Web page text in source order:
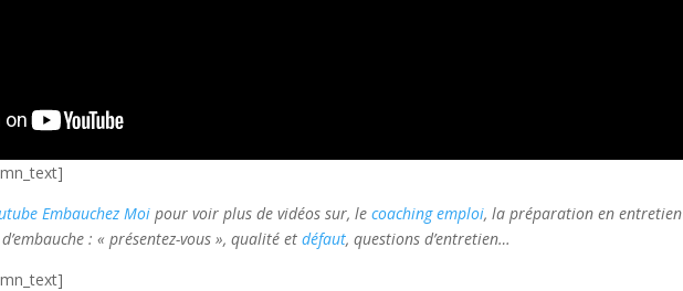
Embauchez Moi pour voir plus de vidéos sur, lecoaching emploi, la préparation en entretien
d’embauche : « présentez-vous », qualité etdéfaut, questions d’entretien…